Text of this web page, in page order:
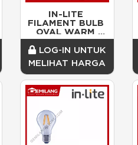
IN-LITE
FILAMENT BULB
OVAL WARM
CLEAR INFM-
ST64C-6.5W-WW
6.5w
LOG-IN UNTUK
MELIHAT HARGA